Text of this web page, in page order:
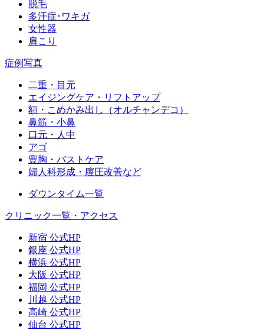
脱毛
多汗症･ワキガ
女性器
肩こり
症例写真
二重・目元
エイジングケア・リフトアップ
額・こめかみ出し（オルチャンデコ）
鼻筋・小鼻
口元・人中
アゴ
豊胸・バストケア
婦人科形成・膣圧改善など
ダウンタイム一覧
クリニック一覧・アクセス
新宿 公式HP
銀座 公式HP
横浜 公式HP
大阪 公式HP
福岡 公式HP
川越 公式HP
高崎 公式HP
仙台 公式HP